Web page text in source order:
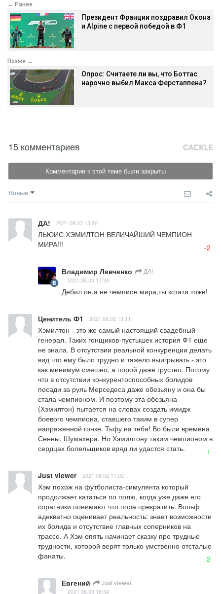
← Ранее
Президент Франции поздравил Окона
и Alpine с первой победой в Ф1
Позже →
Опрос: Считаете ли вы, что Боттас
нарочно выбил Макса Ферстаппена?
15 комментариев
Комментарии к этой теме были закрыты
Новые
ДА! 2021.08.03 13:20
ЛЬЮИС ХЭМИЛТОН ВЕЛИЧАЙШИЙ ЧЕМПИОН
МИРА!!!
-2
Владимир Левченко ДА!
2021.08.04 17:34
Дебил он,а не чемпион мира,ты кстати тоже!
Ценитель Ф1 2021.08.03 13:11
Хэмилтон - это же самый настоящий свадебный
генерал. Таких гонщиков-пустышек история Ф1 еще
не знала. В отсутствии реальной конкуренции делать
вид что ему было трудно и тяжело выигрывать - это
как минимум смешно, а порой даже грустно. Потому
что в отсутствии конкурентоспособных болидов
посади за руль Мерседеса даже обезьяну и она бы
стала чемпионом. И поэтому эта обезьяна
(Хэмилтон) пытается на словах создать имидж
боевого чемпиона, ставшего таким в супер
напряженной гонке. Тьфу на тебя! Во были времена
Сенны, Шумахера. Но Хэмилтону таким чемпионом в
сердцах болельщиков вряд ли удастся стать.
1
Just viewer 2021.08.02 11:02
Хэм похож на футболиста-симулянта который
продолжает кататься по полю, когда уже даже его
соратники понимают что пора прекратить. Вольф
адекватно оценивает реальность: знает возможности
их болида и отсутствие главных соперников на
трассе. А Хэм опять начинает сказку про трудные
трудности, которой верят только умственно отсталые
фанаты.
2
Евгений Just viewer
2021.08.03 18:34